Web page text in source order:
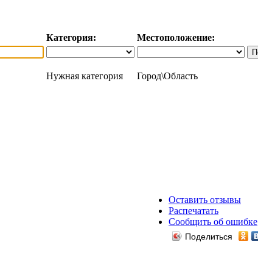
Категория: Местоположение:
Нужная категория Город\Область
Оставить отзывы
Распечатать
Сообщить об ошибке
Поделиться